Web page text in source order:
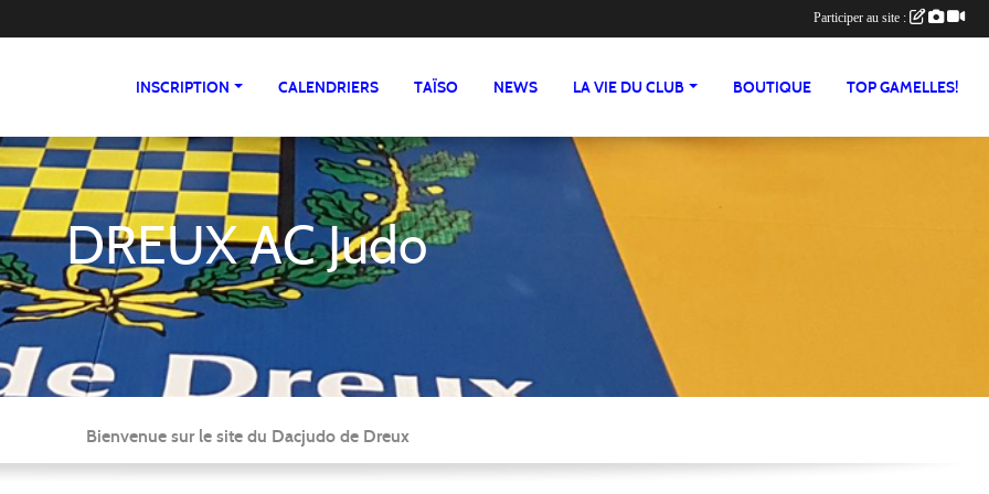
INSCRIPTION CALENDRIERS TAÏSO NEWS LA VIE DU CLUB BOUTIQUE TOP GAMELLES!
DREUX AC Judo
Bienvenue sur le site du Dacjudo de Dreux
Participer au site :